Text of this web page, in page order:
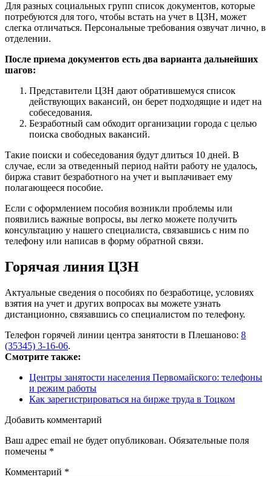
Для разных социальных групп список документов, которые
потребуются для того, чтобы встать на учет в ЦЗН, может
слегка отличаться. Персональные требования озвучат лично, в
отделении.
После приема документов есть два варианта дальнейших
шагов:
Представители ЦЗН дают обратившемуся список
действующих вакансий, он берет подходящие и идет на
собеседования.
Безработный сам обходит организации города с целью
поиска свободных вакансий.
Такие поиски и собеседования будут длиться 10 дней. В
случае, если за отведенный период найти работу не удалось,
биржа ставит безработного на учет и выплачивает ему
полагающееся пособие.
Если с оформлением пособия возникли проблемы или
появились важные вопросы, вы легко можете получить
консультацию у нашего специалиста, связавшись с ним по
телефону или написав в форму обратной связи.
Горячая линия ЦЗН
Актуальные сведения о пособиях по безработице, условиях
взятия на учет и других вопросах вы можете узнать
дистанционно, связавшись со специалистом по телефону.
Телефон горячей линии центра занятости в Плешаново: 8
(35345) 3-16-06.
Смотрите также:
Центры занятости населения Первомайского: телефоны
и режим работы
Как зарегистрироваться на бирже труда в Тоцком
Добавить комментарий
Ваш адрес email не будет опубликован. Обязательные поля
помечены *
Комментарий *